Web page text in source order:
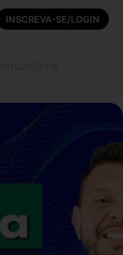
INSCREVA-SE/LOGIN